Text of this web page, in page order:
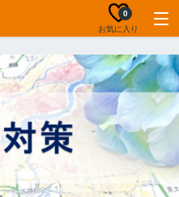
お気に入り
0